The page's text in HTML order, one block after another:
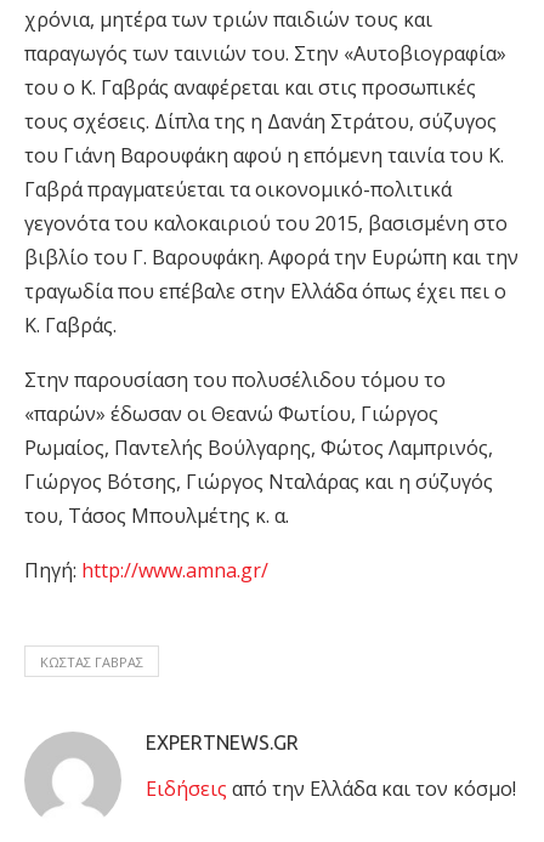
χρόνια, μητέρα των τριών παιδιών τους και
παραγωγός των ταινιών του. Στην «Αυτοβιογραφία»
του ο Κ. Γαβράς αναφέρεται και στις προσωπικές
τους σχέσεις. Δίπλα της η Δανάη Στράτου, σύζυγος
του Γιάνη Βαρουφάκη αφού η επόμενη ταινία του Κ.
Γαβρά πραγματεύεται τα οικονομικό-πολιτικά
γεγονότα του καλοκαιριού του 2015, βασισμένη στο
βιβλίο του Γ. Βαρουφάκη. Αφορά την Ευρώπη και την
τραγωδία που επέβαλε στην Ελλάδα όπως έχει πει ο
Κ. Γαβράς.
Στην παρουσίαση του πολυσέλιδου τόμου το
«παρών» έδωσαν οι Θεανώ Φωτίου, Γιώργος
Ρωμαίος, Παντελής Βούλγαρης, Φώτος Λαμπρινός,
Γιώργος Βότσης, Γιώργος Νταλάρας και η σύζυγός
του, Τάσος Μπουλμέτης κ. α.
Πηγή: http://www.amna.gr/
ΚΩΣΤΑΣ ΓΑΒΡΑΣ
EXPERTNEWS.GR
Eιδήσεις από την Ελλάδα και τον κόσμο!